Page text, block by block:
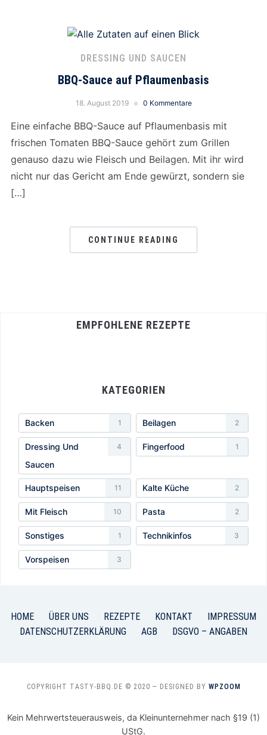
DRESSING UND SAUCEN
BBQ-Sauce auf Pflaumenbasis
18. August 2019 0 Kommentare
Eine einfache BBQ-Sauce auf Pflaumenbasis mit
frischen Tomaten BBQ-Sauce gehört zum Grillen
genauso dazu wie Fleisch und Beilagen. Mit ihr wird
nicht nur das Gericht am Ende gewürzt, sondern sie
[…]
CONTINUE READING
EMPFOHLENE REZEPTE
KATEGORIEN
Backen 1 Beilagen 2
Dressing Und
Saucen
4 Fingerfood 1
Hauptspeisen 11 Kalte Küche 2
Mit Fleisch 10 Pasta 2
Sonstiges 1 Technikinfos 3
Vorspeisen 3
HOME ÜBER UNS REZEPTE KONTAKT
IMPRESSUM
DATENSCHUTZERKLÄRUNG
AGB DSGVO – ANGABEN
COPYRIGHT TASTY-BBQ.DE © 2020 — DESIGNED BY WPZOOM
Kein Mehrwertsteuerausweis, da Kleinunternehmer nach §19 (1)
UStG.